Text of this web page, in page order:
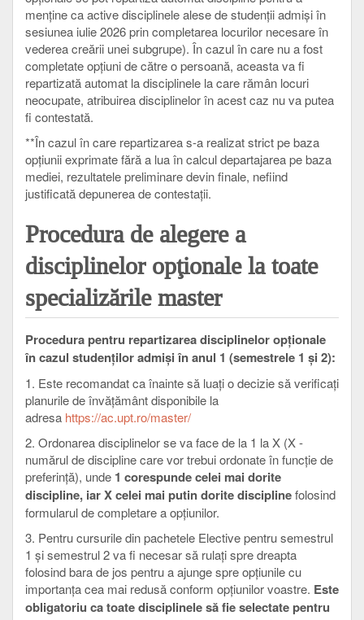
menține ca active disciplinele alese de studenții admiși în
sesiunea iulie 2026 prin completarea locurilor necesare în
vederea creării unei subgrupe). În cazul în care nu a fost
completate opțiuni de către o persoană, aceasta va fi
repartizată automat la disciplinele la care rămân locuri
neocupate, atribuirea disciplinelor în acest caz nu va putea
fi contestată.
**În cazul în care repartizarea s-a realizat strict pe baza
opțiunii exprimate fără a lua în calcul departajarea pe baza
mediei, rezultatele preliminare devin finale, nefiind
justificată depunerea de contestații.
Procedura de alegere a
disciplinelor opţionale la toate
specializările master
Procedura pentru repartizarea disciplinelor opționale
în cazul studenților admiși în anul 1 (semestrele 1 și 2):
1. Este recomandat ca înainte să luați o decizie să verificați
planurile de învățământ disponibile la
adresa https://ac.upt.ro/master/
2. Ordonarea disciplinelor se va face de la 1 la X (X -
numărul de discipline care vor trebui ordonate în funcție de
preferință), unde 1 corespunde celei mai dorite
discipline, iar X celei mai putin dorite disciplinefolosind
formularul de completare a opțiunilor.
3. Pentru cursurile din pachetele Elective pentru semestrul
1 și semestrul 2 va fi necesar să rulați spre dreapta
folosind bara de jos pentru a ajunge spre opțiunile cu
importanța cea mai redusă conform opțiunilor voastre. Este
obligatoriu ca toate disciplinele să fie selectate pentru